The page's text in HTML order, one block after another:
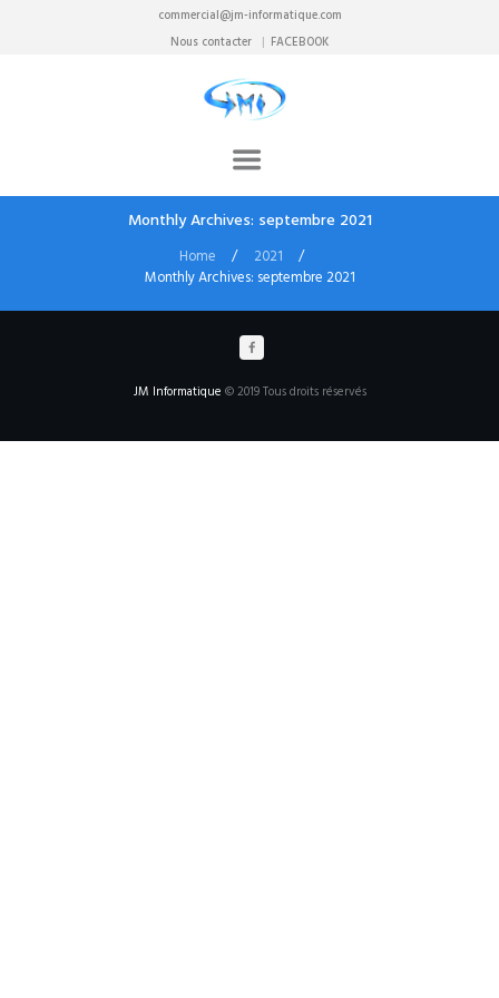
commercial@jm-informatique.com
Nous contacter
FACEBOOK
Monthly Archives: septembre 2021
Home
2021
Monthly Archives: septembre 2021
TUF506HC-HN131T 1069,90€TTC
JM Informatique © 2019 Tous droits réservés